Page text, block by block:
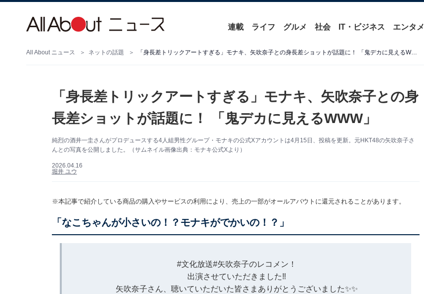
連載 ライフ グルメ 社会 IT・ビジネス エンタメ
All About ニュース ネットの話題 「身長差トリックアートすぎる」モナキ、矢吹奈子との身長差ショットが話題に！ 「鬼デカに見えるWWW」
「身長差トリックアートすぎる」モナキ、矢吹奈子との身
長差ショットが話題に！ 「鬼デカに見えるWWW」
純烈の酒井一圭さんがプロデュースする4人組男性グループ・モナキの公式Xアカウントは4月15日、投稿を更新。元HKT48の矢吹奈子さ
んとの写真を公開しました。（サムネイル画像出典：モナキ公式Xより）
2026.04.16
堀井 ユウ
※本記事で紹介している商品の購入やサービスの利用により、売上の一部がオールアバウトに還元されることがあります。
「なこちゃんが小さいの！？モナキがでかいの！？」
#文化放送#矢吹奈子のレコメン ！
出演させていただきました‼︎
矢吹奈子さん、聴いていただいた皆さまありがとうございました✨✨